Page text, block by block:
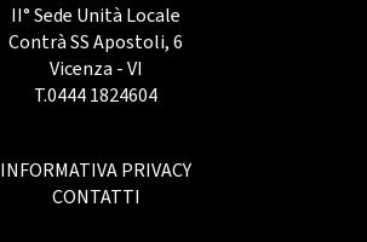
II° Sede Unità Locale
Contrà SS Apostoli, 6
Vicenza - VI
T.0444 1824604
INFORMATIVA PRIVACY
CONTATTI